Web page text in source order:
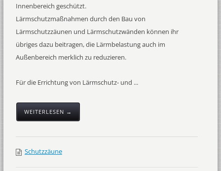
Innenbereich geschützt.
Lärmschutzmaßnahmen durch den Bau von
Lärmschutzzäunen und Lärmschutzwänden können ihr
übriges dazu beitragen, die Lärmbelastung auch im
Außenbereich merklich zu reduzieren.
Für die Errichtung von Lärmschutz- und ...
WEITERLESEN →
Schutzzäune